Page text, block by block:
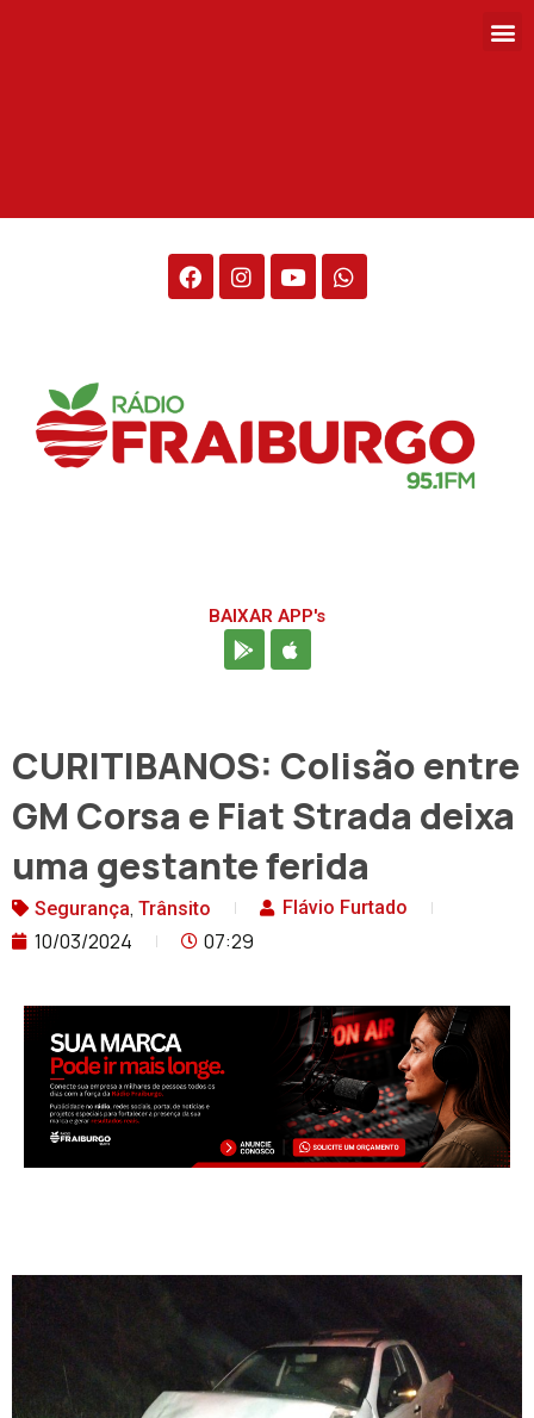
BAIXAR APP's
CURITIBANOS: Colisão entre
GM Corsa e Fiat Strada deixa
uma gestante ferida
Segurança, Trânsito Flávio Furtado
10/03/2024 07:29